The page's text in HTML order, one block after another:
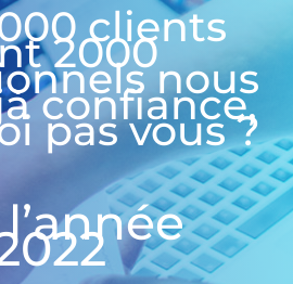
clients
2000
nous
confiance,
pas vous ?